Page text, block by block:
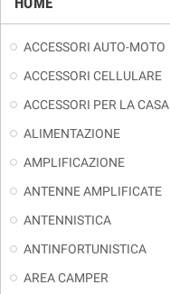
ACCESSORI AUTO-MOTO
ACCESSORI CELLULARE
ACCESSORI PER LA CASA
ALIMENTAZIONE
AMPLIFICAZIONE
ANTENNE AMPLIFICATE
ANTENNISTICA
ANTINFORTUNISTICA
AREA CAMPER